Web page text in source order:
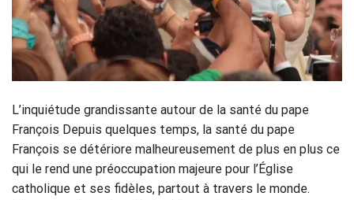
L’inquiétude grandissante autour de la santé du pape
François Depuis quelques temps, la santé du pape
François se détériore malheureusement de plus en plus ce
qui le rend une préoccupation majeure pour l’Église
catholique et ses fidèles, partout à travers le monde.